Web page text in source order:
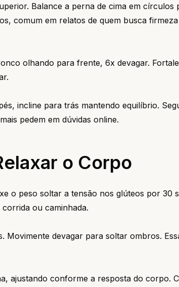
Balance a perna de cima em círculos
comum em relatos de quem busca
olhando para frente, 6x devagar.
incline para trás mantendo equilíbrio.
pedem em dúvidas online.
o Corpo
o peso soltar a tensão nos glúteos por 30
ou caminhada.
Movimente devagar para soltar ombros.
ajustando conforme a resposta do corpo.